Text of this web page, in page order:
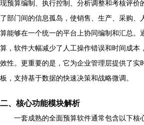
现预算编制、执行控制、分析调整和考核评价
了部门间的信息孤岛，使销售、生产、采购、
算能够在一个统一的平台上协同编制和汇总。
算，软件大幅减少了人工操作错误和时间成本
效性。更重要的是，它为企业管理层提供了实
板，支持基于数据的快速决策和战略微调。
二、核心功能模块解析
一套成熟的全面预算软件通常包含以下核